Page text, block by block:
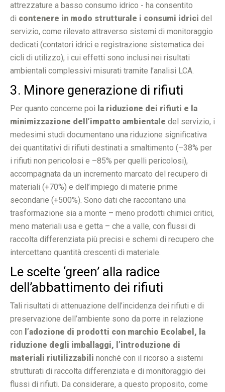
attrezzature a basso consumo idrico - ha consentito
di contenere in modo strutturale i consumi idrici del
servizio, come rilevato attraverso sistemi di monitoraggio
dedicati (contatori idrici e registrazione sistematica dei
cicli di utilizzo), i cui effetti sono inclusi nei risultati
ambientali complessivi misurati tramite l’analisi LCA.
3. Minore generazione di rifiuti
Per quanto concerne poi la riduzione dei rifiuti e la
minimizzazione dell’impatto ambientale del servizio, i
medesimi studi documentano una riduzione significativa
dei quantitativi di rifiuti destinati a smaltimento (–38% per
i rifiuti non pericolosi e –85% per quelli pericolosi),
accompagnata da un incremento marcato del recupero di
materiali (+70%) e dell’impiego di materie prime
secondarie (+500%). Sono dati che raccontano una
trasformazione sia a monte – meno prodotti chimici critici,
meno materiali usa e getta – che a valle, con flussi di
raccolta differenziata più precisi e schemi di recupero che
intercettano quantità crescenti di materiale.
Le scelte ‘green’ alla radice
dell’abbattimento dei rifiuti
Tali risultati di attenuazione dell’incidenza dei rifiuti e di
preservazione dell’ambiente sono da porre in relazione
con l’adozione di prodotti con marchio Ecolabel, la
riduzione degli imballaggi, l’introduzione di
materiali riutilizzabili nonché con il ricorso a sistemi
strutturati di raccolta differenziata e di monitoraggio dei
flussi di rifiuti. Da considerare, a questo proposito, come